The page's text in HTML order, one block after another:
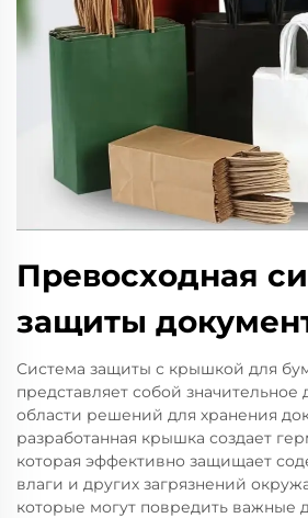
Превосходная
защиты
Система защиты с крышкой для
представляет собой
области решений для хранения
разработанная крышка создает
которая эффективно защищает
влаги и других загрязнений
которые могут повредить важные